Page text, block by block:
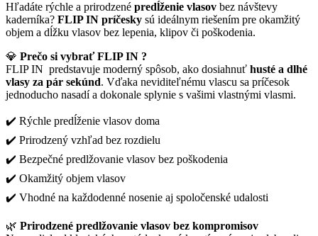
Hľadáte rýchle a prirodzené predĺženie vlasov bez návštevy
kaderníka? FLIP IN príčesky sú ideálnym riešením pre okamžitý
objem a dĺžku vlasov bez lepenia, klipov či poškodenia.
💎 Prečo si vybrať FLIP IN ?
FLIP IN predstavuje moderný spôsob, ako dosiahnuť husté a dlhé
vlasy za pár sekúnd. Vďaka neviditeľnému vlascu sa príčesok
jednoducho nasadí a dokonale splynie s vašimi vlastnými vlasmi.
✔️ Rýchle predĺženie vlasov doma
✔️ Prirodzený vzhľad bez rozdielu
✔️ Bezpečné predlžovanie vlasov bez poškodenia
✔️ Okamžitý objem vlasov
✔️ Vhodné na každodenné nosenie aj spoločenské udalosti
🌿 Prirodzené predlžovanie vlasov bez kompromisov